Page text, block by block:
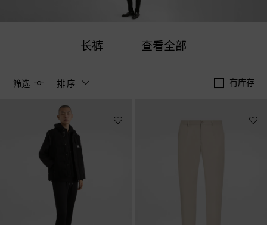
长裤 查看全部
筛选 排序 有库存